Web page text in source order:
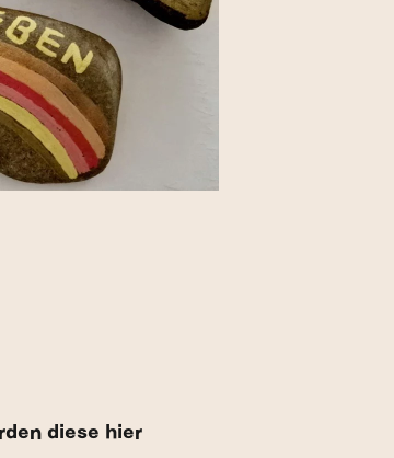
diese hier